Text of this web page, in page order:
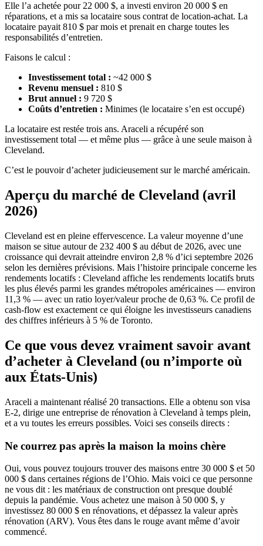
Elle l’a achetée pour 22 000 $, a investi environ 20 000 $ en
réparations, et a mis sa locataire sous contrat de location-achat. La
locataire payait 810 $ par mois et prenait en charge toutes les
responsabilités d’entretien.
Faisons le calcul :
Investissement total : ~42 000 $
Revenu mensuel : 810 $
Brut annuel : 9 720 $
Coûts d’entretien : Minimes (le locataire s’en est occupé)
La locataire est restée trois ans. Araceli a récupéré son
investissement total — et même plus — grâce à une seule maison à
Cleveland.
C’est le pouvoir d’acheter judicieusement sur le marché américain.
Aperçu du marché de Cleveland (avril
2026)
Cleveland est en pleine effervescence. La valeur moyenne d’une
maison se situe autour de 232 400 $ au début de 2026, avec une
croissance qui devrait atteindre environ 2,8 % d’ici septembre 2026
selon les dernières prévisions. Mais l’histoire principale concerne les
rendements locatifs : Cleveland affiche les rendements locatifs bruts
les plus élevés parmi les grandes métropoles américaines — environ
11,3 % — avec un ratio loyer/valeur proche de 0,63 %. Ce profil de
cash-flow est exactement ce qui éloigne les investisseurs canadiens
des chiffres inférieurs à 5 % de Toronto.
Ce que vous devez vraiment savoir avant
d’acheter à Cleveland (ou n’importe où
aux États-Unis)
Araceli a maintenant réalisé 20 transactions. Elle a obtenu son visa
E-2, dirige une entreprise de rénovation à Cleveland à temps plein,
et a vu toutes les erreurs possibles. Voici ses conseils directs :
Ne courrez pas après la maison la moins chère
Oui, vous pouvez toujours trouver des maisons entre 30 000 $ et 50
000 $ dans certaines régions de l’Ohio. Mais voici ce que personne
ne vous dit : les matériaux de construction ont presque doublé
depuis la pandémie. Vous achetez une maison à 50 000 $, y
investissez 80 000 $ en rénovations, et dépassez la valeur après
rénovation (ARV). Vous êtes dans le rouge avant même d’avoir
commencé.